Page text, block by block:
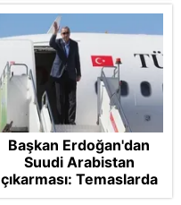
Başkan Erdoğan'dan
Suudi Arabistan
çıkarması: Temaslarda
bulunacak